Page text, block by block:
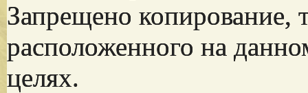
Запрещено копирование,
расположенного на
целях.